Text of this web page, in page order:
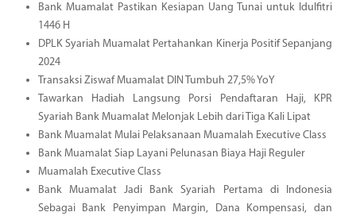
Bank Muamalat Pastikan Kesiapan Uang Tunai untuk Idulfitri
1446 H
DPLK Syariah Muamalat Pertahankan Kinerja Positif Sepanjang
2024
Transaksi Ziswaf Muamalat DIN Tumbuh 27,5% YoY
Tawarkan Hadiah Langsung Porsi Pendaftaran Haji, KPR
Syariah Bank Muamalat Melonjak Lebih dari Tiga Kali Lipat
Bank Muamalat Mulai Pelaksanaan Muamalah Executive Class
Bank Muamalat Siap Layani Pelunasan Biaya Haji Reguler
Muamalah Executive Class
Bank Muamalat Jadi Bank Syariah Pertama di Indonesia
Sebagai Bank Penyimpan Margin, Dana Kompensasi, dan